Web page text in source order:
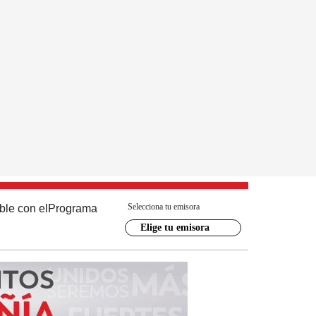
con el Programa Selecciona tu emisora
Elige tu emisora